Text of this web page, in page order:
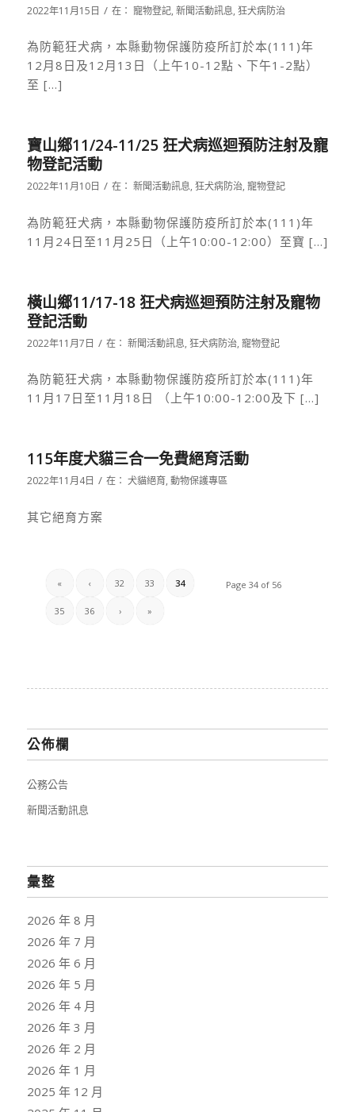
2022年11月15日 / 在： 寵物登記, 新聞活動訊息, 狂犬病防治
為防範狂犬病，本縣動物保護防疫所訂於本(111)年
12月8日及12月13日（上午10-12點、下午1-2點）
至 […]
寶山鄉11/24-11/25 狂犬病巡迴預防注射及寵
物登記活動
2022年11月10日 / 在： 新聞活動訊息, 狂犬病防治, 寵物登記
為防範狂犬病，本縣動物保護防疫所訂於本(111)年
11月24日至11月25日（上午10:00-12:00）至寶 […]
橫山鄉11/17-18 狂犬病巡迴預防注射及寵物
登記活動
2022年11月7日 / 在： 新聞活動訊息, 狂犬病防治, 寵物登記
為防範狂犬病，本縣動物保護防疫所訂於本(111)年
11月17日至11月18日 （上午10:00-12:00及下 […]
115年度犬貓三合一免費絕育活動
2022年11月4日 / 在： 犬貓絕育, 動物保護專區
其它絕育方案
Page 34 of 56
« ‹ 32 33 34
35 36 › »
公佈欄
公務公告
新聞活動訊息
彙整
2026 年 8 月
2026 年 7 月
2026 年 6 月
2026 年 5 月
2026 年 4 月
2026 年 3 月
2026 年 2 月
2026 年 1 月
2025 年 12 月